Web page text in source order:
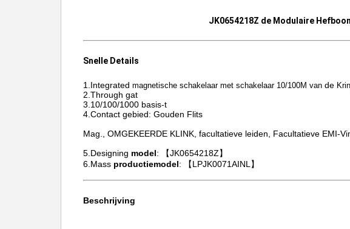
JK0654218Z de Modulaire
Snelle Details
1.Integrated magnetische schakelaar met schakelaar 10/100M van de
2.Through gat
3.10/100/1000 basis-t
4.Contact gebied: Gouden Flits
Mag., OMGEKEERDE KLINK, facultatieve leiden, Facultatieve EMI-
5.Designing model: 【JK0654218Z】
6.Mass productiemodel: 【LPJK0071AINL】
Beschrijving